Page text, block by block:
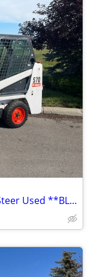
Bobcat S70 Diesel Mini Wheeled Skid Steer Used **BLOWOUT**